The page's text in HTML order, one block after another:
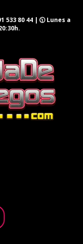
533 80 44| 🕦 Lunes a